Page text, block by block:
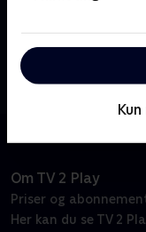
dumpet af
man rent faktisk
omgivet af gode
børnebog. Oven i
pige at dele livet
Om TV 2 Play
Priser og
Her kan du se TV 2